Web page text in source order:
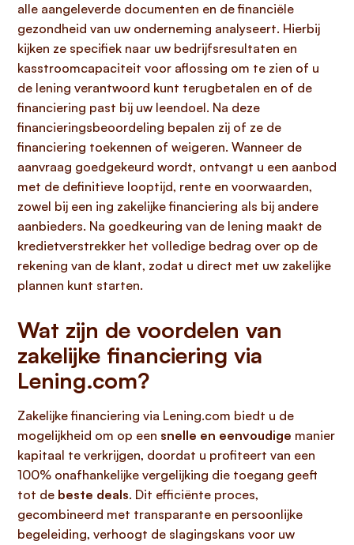
alle aangeleverde documenten en de financiële
gezondheid van uw onderneming analyseert. Hierbij
kijken ze specifiek naar uw bedrijfsresultaten en
kasstroomcapaciteit voor aflossing om te zien of u
de lening verantwoord kunt terugbetalen en of de
financiering past bij uw leendoel. Na deze
financieringsbeoordeling bepalen zij of ze de
financiering toekennen of weigeren. Wanneer de
aanvraag goedgekeurd wordt, ontvangt u een aanbod
met de definitieve looptijd, rente en voorwaarden,
zowel bij een ing zakelijke financiering als bij andere
aanbieders. Na goedkeuring van de lening maakt de
kredietverstrekker het volledige bedrag over op de
rekening van de klant, zodat u direct met uw zakelijke
plannen kunt starten.
Wat zijn de voordelen van
zakelijke financiering via
Lening.com?
Zakelijke financiering via Lening.com biedt u de
mogelijkheid om op een snelle en eenvoudige manier
kapitaal te verkrijgen, doordat u profiteert van een
100% onafhankelijke vergelijking die toegang geeft
tot de beste deals. Dit efficiënte proces,
gecombineerd met transparante en persoonlijke
begeleiding, verhoogt de slagingskans voor uw